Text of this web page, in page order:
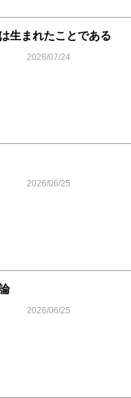
生まれたことである
2026/07/24
2026/06/25
2026/06/25